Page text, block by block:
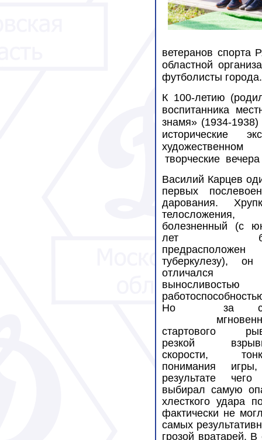
ветеранов спорта
областной
футболисты города.
К 100-летию
воспитанника
знамя» (1934-1938)
исторические
художественном
творческие
Василий Карцев
первых
дарования.
телосложения,
болезненный (с
лет
туберкулезу),
отличался
Но
за
стартового
резкой
скорости,
понимания
результате
выбирал самую
хлесткого удара
фактически не
самых
грозой вратарей.